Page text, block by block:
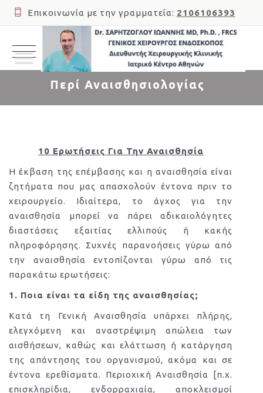
Επικοινωνία με την γραμματεία: 2106106393
Περί Αναισθησιολογίας
10 Ερωτήσεις Για Την Αναισθησία
Η έκβαση της επέμβασης και η αναισθησία είναι
ζητήματα που μας απασχολούν έντονα πριν το
χειρουργείο. Ιδιαίτερα, το άγχος για την
αναισθησία μπορεί να πάρει αδικαιολόγητες
διαστάσεις εξαιτίας ελλιπούς ή κακής
πληροφόρησης. Συχνές παρανοήσεις γύρω από
την αναισθησία εντοπίζονται γύρω από τις
παρακάτω ερωτήσεις:
1. Ποια είναι τα είδη της αναισθησίας;
Κατά τη Γενική Αναισθησία υπάρχει πλήρης,
ελεγχόμενη και αναστρέψιμη απώλεια των
αισθήσεων, καθώς και ελάττωση ή κατάργηση
της απάντησης του οργανισμού, ακόμα και σε
έντονα ερεθίσματα. Περιοχική Αναισθησία [π.χ.
επισκληρίδια, ενδορραχιαία, αποκλεισμοί